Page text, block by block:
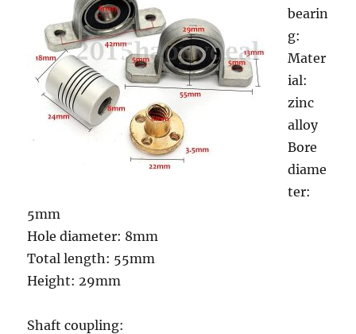
bearin
g:
Mater
ial:
zinc
alloy
Bore
diame
ter:
5mm
Hole diameter: 8mm
Total length: 55mm
Height: 29mm
Shaft coupling: